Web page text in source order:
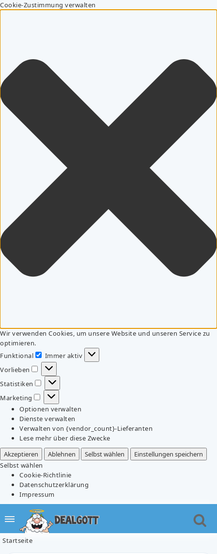
Cookie-Zustimmung verwalten
Wir verwenden Cookies, um unsere Website und unseren Service zu
optimieren.
Funktional
Funktional
Immer aktiv
Vorlieben
Vorlieben
Statistiken
Statistiken
Marketing
Marketing
Optionen verwalten
Dienste verwalten
Verwalten von {vendor_count}-Lieferanten
Lese mehr über diese Zwecke
Akzeptieren
Ablehnen Selbst wählen
Einstellungen speichern
Selbst wählen
Cookie-Richtlinie
Datenschutzerklärung
Impressum
Startseite